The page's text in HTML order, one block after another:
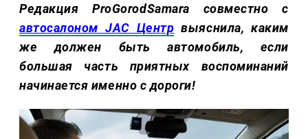
Редакция ProGorodSamara совместно с
автосалоном JAC Центр выяснила, каким
же должен быть автомобиль, если
большая часть приятных воспоминаний
начинается именно с дороги!